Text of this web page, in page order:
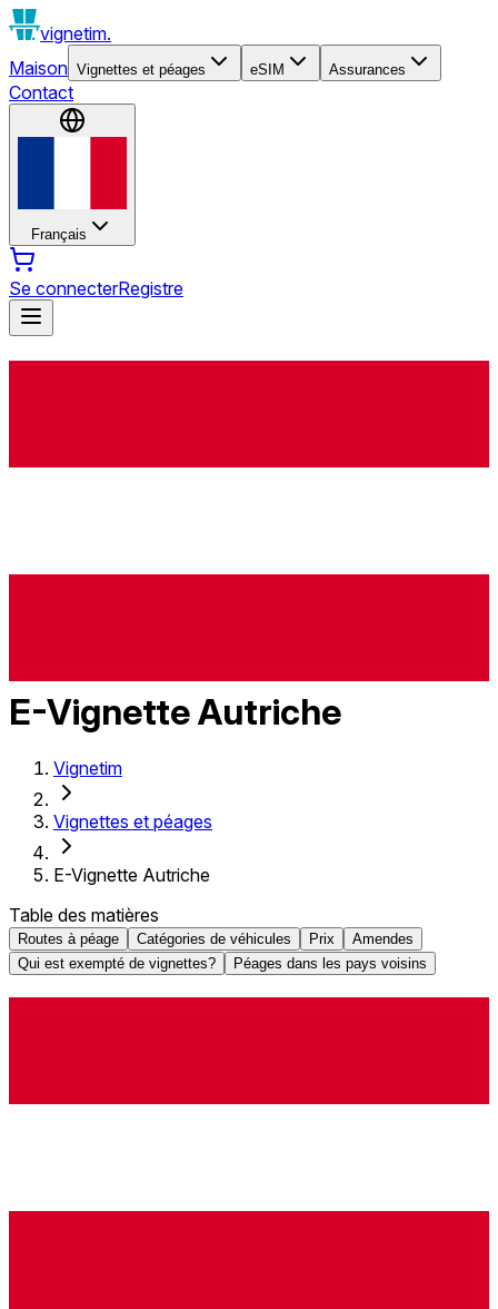
vignetim.
Maison Vignettes et péages eSIM Assurances
Contact
Français
Se connecterRegistre
E-Vignette Autriche
Vignetim
Vignettes et péages
E-Vignette Autriche
Table des matières
Routes à péage Catégories de véhicules Prix
Amendes
Qui est exempté de vignettes?
Péages dans les pays voisins